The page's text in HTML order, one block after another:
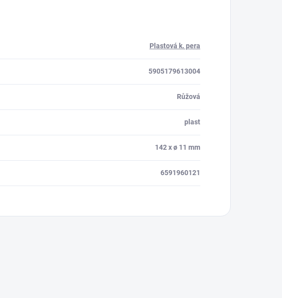
Plastová k. pera
5905179613004
Růžová
plast
142 x ø 11 mm
6591960121